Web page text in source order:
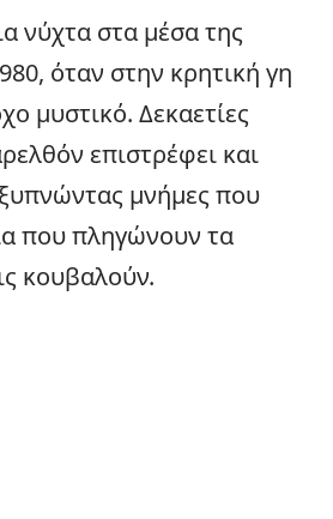
νύχτα στα μέσα της
όταν στην κρητική γη
μυστικό. Δεκαετίες
επιστρέφει και
μνήμες που
που πληγώνουν τα
κουβαλούν.